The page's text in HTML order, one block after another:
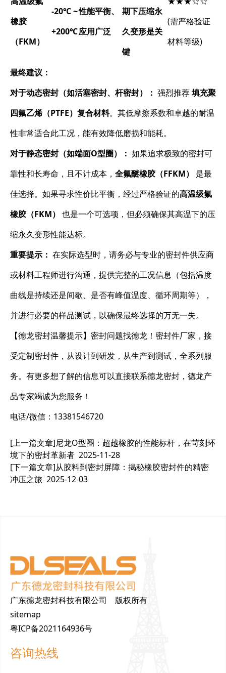
橡胶
（FKM）
-20℃ ~
+200℃
性能平衡、
应用广泛
期下压缩永
久变形是关
键
(需严格验证
材料等级)
最终建议：
对于动态密封（如活塞密封、杆密封）： ​ 强烈推荐填充聚
四氟乙烯（PTFE）复合材料。其低摩擦系数和卓越的耐温
性非常适合此工况，能有效降低磨损和能耗。
对于静态密封（如端面O型圈）： ​ 如果追求极致的密封可
靠性和长寿命，且不计成本， 全氟醚橡胶（FFKM）
​ 是最
佳选择。如果寻求性价比平衡，经过严格验证的高温级氟
橡胶（FKM） ​ 也是一个可选项，但必须确保其高温下的压
缩永久变形性能达标。
重要提示： ​ 在实际选型时，请务必与专业的密封件供应商
或材料工程师进行沟通，提供完整的工况信息（包括温度
曲线是持续还是间歇、是否有峰值温度、循环周期等），
并进行必要的样品测试，以确保最终选择的万无一失。
【德龙密封温馨提示】密封问题找德龙！密封件厂家，接
受定制密封件，从设计到研发，从生产到测试，全系列服
务。有更多想了解的信息可以直接联系德龙密封，德龙产
品专家竭诚为您服务！
电话/微信：13381546720
[上一篇文章]尼龙O型圈：超越橡胶的性能标杆，在苛刻环
境下的密封革新者 2025-11-28
[下一篇文章]从胶料到密封屏障：揭秘橡胶密封件的精密
冲压之旅 2025-12-03
广东德龙密封科技有限公司 版权所有
sitemap
粤ICP备2021164936号
咨询热线